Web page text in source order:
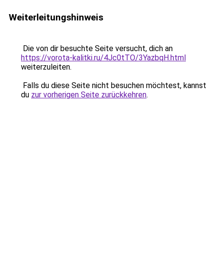
Weiterleitungshinweis
Die von dir besuchte Seite versucht, dich an
https://vorota-kalitki.ru/4Jc0tTO/3YazbqH.html
weiterzuleiten.
Falls du diese Seite nicht besuchen möchtest, kannst
du zur vorherigen Seite zurückkehren.